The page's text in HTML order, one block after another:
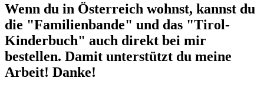
Wenn du in Österreich wohnst, kannst du
die "Familienbande" und das "Tirol-
Kinderbuch" auch direkt bei mir
bestellen. Damit unterstützt du meine
Arbeit! Danke!